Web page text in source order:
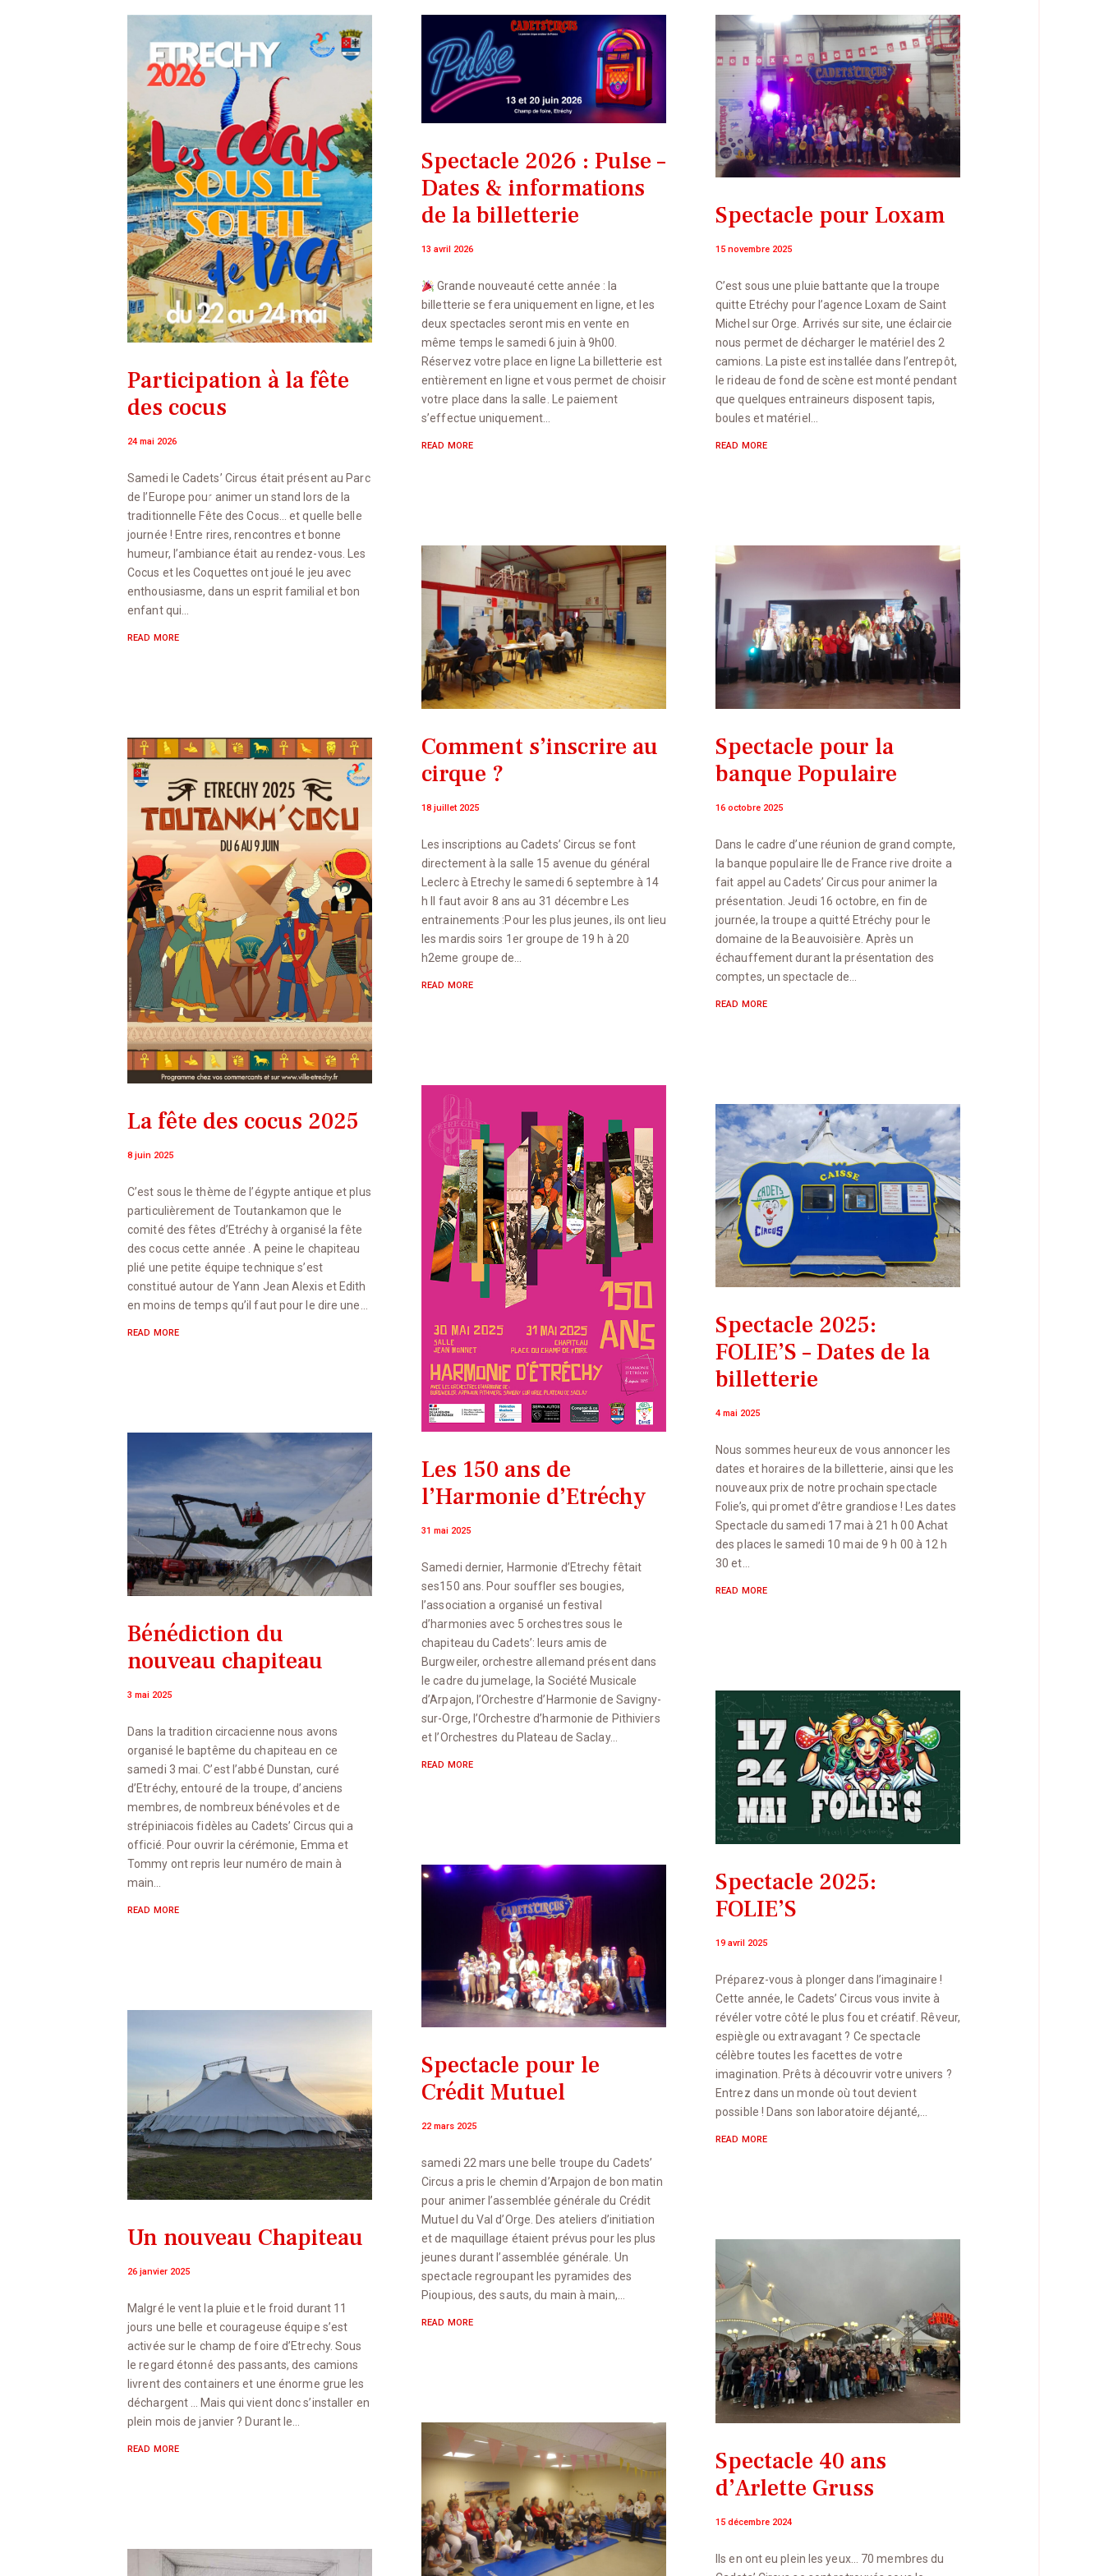
Participation à la fête
des cocus
24 mai 2026
Samedi le Cadets’ Circus était présent au Parc
de l’Europe pour animer un stand lors de la
traditionnelle Fête des Cocus… et quelle belle
journée ! Entre rires, rencontres et bonne
humeur, l’ambiance était au rendez-vous. Les
Cocus et les Coquettes ont joué le jeu avec
enthousiasme, dans un esprit familial et bon
enfant qui…
READ MORE
Spectacle 2026 : Pulse –
Dates & informations
de la billetterie
13 avril 2026
Grande nouveauté cette année : la
billetterie se fera uniquement en ligne, et les
deux spectacles seront mis en vente en
même temps le samedi 6 juin à 9h00.
Réservez votre place en ligne La billetterie est
entièrement en ligne et vous permet de choisir
votre place dans la salle. Le paiement
s’effectue uniquement…
READ MORE
Spectacle pour Loxam
15 novembre 2025
C’est sous une pluie battante que la troupe
quitte Etréchy pour l’agence Loxam de Saint
Michel sur Orge. Arrivés sur site, une éclaircie
nous permet de décharger le matériel des 2
camions. La piste est installée dans l’entrepôt,
le rideau de fond de scène est monté pendant
que quelques entraineurs disposent tapis,
boules et matériel…
READ MORE
Spectacle pour la
banque Populaire
16 octobre 2025
Dans le cadre d’une réunion de grand compte,
la banque populaire Ile de France rive droite a
fait appel au Cadets’ Circus pour animer la
présentation. Jeudi 16 octobre, en fin de
journée, la troupe a quitté Etréchy pour le
domaine de la Beauvoisière. Après un
échauffement durant la présentation des
comptes, un spectacle de…
READ MORE
Comment s’inscrire au
cirque ?
18 juillet 2025
Les inscriptions au Cadets’ Circus se font
directement à la salle 15 avenue du général
Leclerc à Etrechy le samedi 6 septembre à 14
h Il faut avoir 8 ans au 31 décembre Les
entrainements :Pour les plus jeunes, ils ont lieu
les mardis soirs 1er groupe de 19 h à 20
h2eme groupe de…
READ MORE
La fête des cocus 2025
8 juin 2025
C’est sous le thème de l’égypte antique et plus
particulièrement de Toutankamon que le
comité des fêtes d’Etréchy à organisé la fête
des cocus cette année . A peine le chapiteau
plié une petite équipe technique s’est
constitué autour de Yann Jean Alexis et Edith
en moins de temps qu’il faut pour le dire une…
READ MORE
Les 150 ans de
l’Harmonie d’Etréchy
31 mai 2025
Samedi dernier, Harmonie d’Etrechy fêtait
ses150 ans. Pour souffler ses bougies,
l’association a organisé un festival
d’harmonies avec 5 orchestres sous le
chapiteau du Cadets’: leurs amis de
Burgweiler, orchestre allemand présent dans
le cadre du jumelage, la Société Musicale
d’Arpajon, l’Orchestre d’Harmonie de Savigny-
sur-Orge, l’Orchestre d’harmonie de Pithiviers
et l’Orchestres du Plateau de Saclay…
READ MORE
Spectacle 2025:
FOLIE’S – Dates de la
billetterie
4 mai 2025
Nous sommes heureux de vous annoncer les
dates et horaires de la billetterie, ainsi que les
nouveaux prix de notre prochain spectacle
Folie’s, qui promet d’être grandiose ! Les dates
Spectacle du samedi 17 mai à 21 h 00 Achat
des places le samedi 10 mai de 9 h 00 à 12 h
30 et…
READ MORE
Bénédiction du
nouveau chapiteau
3 mai 2025
Dans la tradition circacienne nous avons
organisé le baptême du chapiteau en ce
samedi 3 mai. C’est l’abbé Dunstan, curé
d’Etréchy, entouré de la troupe, d’anciens
membres, de nombreux bénévoles et de
strépiniacois fidèles au Cadets’ Circus qui a
officié. Pour ouvrir la cérémonie, Emma et
Tommy ont repris leur numéro de main à
main…
READ MORE
Spectacle 2025:
FOLIE’S
19 avril 2025
Préparez-vous à plonger dans l’imaginaire !
Cette année, le Cadets’ Circus vous invite à
révéler votre côté le plus fou et créatif. Rêveur,
espiègle ou extravagant ? Ce spectacle
célèbre toutes les facettes de votre
imagination. Prêts à découvrir votre univers ?
Entrez dans un monde où tout devient
possible ! Dans son laboratoire déjanté,…
READ MORE
Spectacle pour le
Crédit Mutuel
22 mars 2025
samedi 22 mars une belle troupe du Cadets’
Circus a pris le chemin d’Arpajon de bon matin
pour animer l’assemblée générale du Crédit
Mutuel du Val d’Orge. Des ateliers d’initiation
et de maquillage étaient prévus pour les plus
jeunes durant l’assemblée générale. Un
spectacle regroupant les pyramides des
Pioupious, des sauts, du main à main,…
READ MORE
Un nouveau Chapiteau
26 janvier 2025
Malgré le vent la pluie et le froid durant 11
jours une belle et courageuse équipe s’est
activée sur le champ de foire d’Etrechy. Sous
le regard étonné des passants, des camions
livrent des containers et une énorme grue les
déchargent … Mais qui vient donc s’installer en
plein mois de janvier ? Durant le…
READ MORE
Spectacle 40 ans
d’Arlette Gruss
15 décembre 2024
Ils en ont eu plein les yeux… 70 membres du